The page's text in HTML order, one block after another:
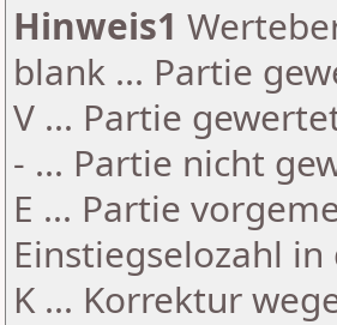
Hinweis1
blank ... Partie
V ... Partie
- ... Partie nicht
E ... Partie
Einstiegselozahl
K ... Korrektur